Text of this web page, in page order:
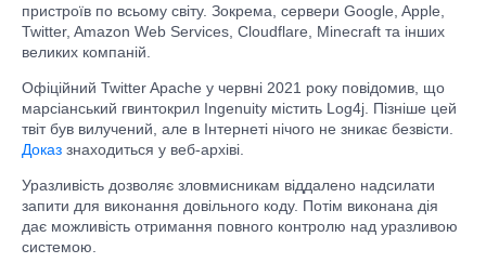
пристроїв по всьому світу. Зокрема, сервери Google, Apple,
Twitter, Amazon Web Services, Cloudflare, Minecraft та інших
великих компаній.
Офіційний Twitter Apache у червні 2021 року повідомив, що
марсіанський гвинтокрил Ingenuity містить Log4j. Пізніше цей
твіт був вилучений, але в Інтернеті нічого не зникає безвісти.
Доказ знаходиться у веб-архіві.
Уразливість дозволяє зловмисникам віддалено надсилати
запити для виконання довільного коду. Потім виконана дія
дає можливість отримання повного контролю над уразливою
системою.